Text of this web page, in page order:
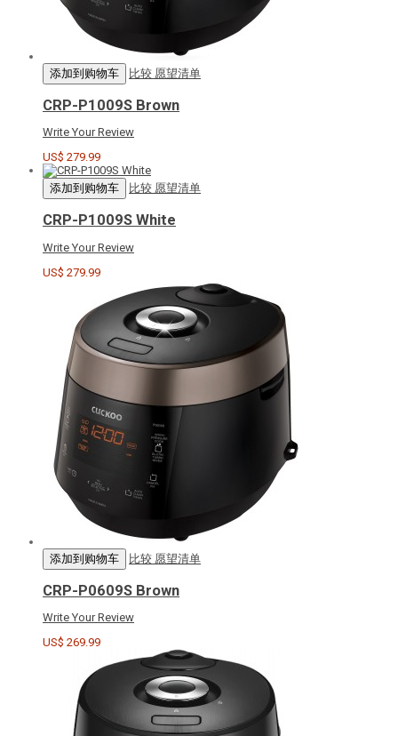
添加到购物车 比较 愿望清单
CRP-P1009S Brown
Write Your Review
US$ 279.99
添加到购物车 比较 愿望清单
CRP-P1009S White
Write Your Review
US$ 279.99
添加到购物车 比较 愿望清单
CRP-P0609S Brown
Write Your Review
US$ 269.99